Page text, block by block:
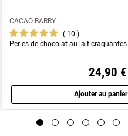
CACAO BARRY
10
Perles de chocolat au lait
24,90 €
Ajouter au panier